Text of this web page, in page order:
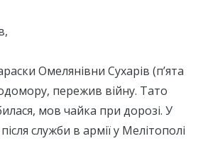
Омелянівни Сухарів (п’ята
пережив війну. Тато
мов чайка при дорозі. У
служби в армії у Мелітополі